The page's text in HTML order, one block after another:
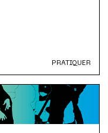
PRATIQUER